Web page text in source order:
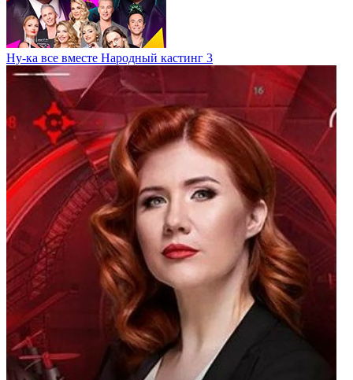
Ну-ка все вместе Народный кастинг 3